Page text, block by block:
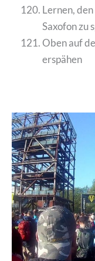
Lernen, den
Saxofon zu
Oben auf
erspähen